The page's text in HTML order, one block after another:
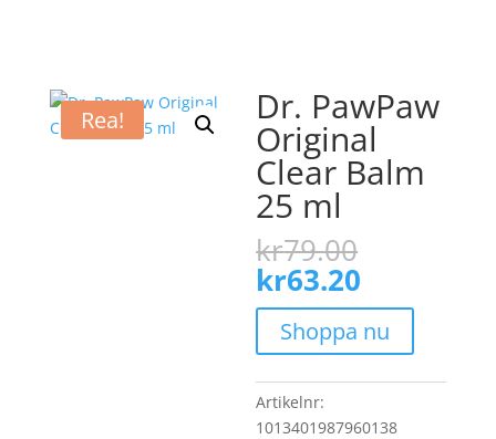
Rea! Dr. PawPaw
Original
Clear Balm
25 ml
kr79.00
priset
var:
kr79.00.
kr63.20
priset
är:
kr63.20.
Shoppa nu
Artikelnr:
1013401987960138